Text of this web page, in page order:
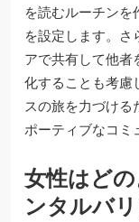
を読むルーチンを
を設定します。さ
アで共有して他者
化することも考慮
スの旅を力づける
ポーティブなコミ
女性はど
ンタルバ